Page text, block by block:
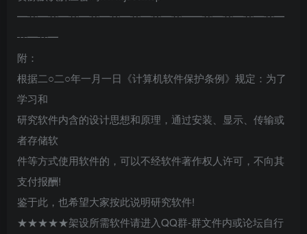
━┅━┅━┅━┅━┅━┅━┅━┅━━┅━┅━┅━┅━
┅━┅━
附：
根据二○二○年一月一日《计算机软件保护条例》规定：为了
学习和
研究软件内含的设计思想和原理，通过安装、显示、传输或
者存储软
件等方式使用软件的，可以不经软件著作权人许可，不向其
支付报酬!
鉴于此，也希望大家按此说明研究软件!
★★★★★架设所需软件请进入QQ群-群文件内或论坛自行